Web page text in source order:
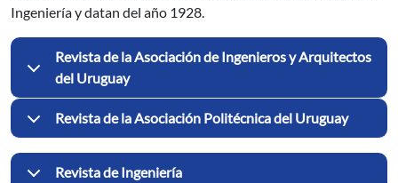
Ingeniería y datan del año 1928.
Revista de la Asociación de Ingenieros y Arquitectos
del Uruguay
Revista de la Asociación Politécnica del Uruguay
Revista de Ingeniería